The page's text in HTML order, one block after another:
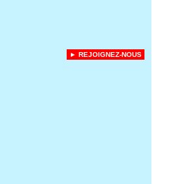
► REJOIGNEZ-NOUS